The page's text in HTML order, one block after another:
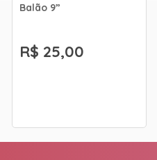
Balão 9”
R$ 25,00